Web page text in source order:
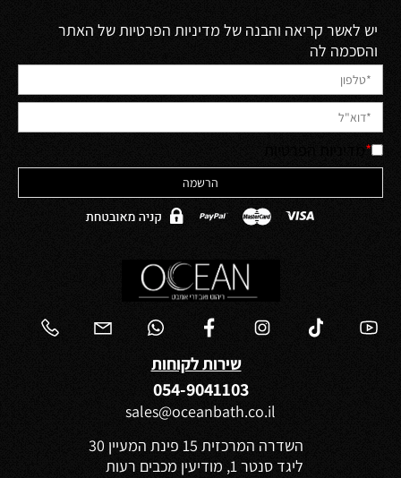
יש לאשר קריאה והבנה של מדיניות הפרטיות של האתר
והסכמה לה
*
שירות לקוחות
054-9041103
sales@oceanbath.co.il
השדרה המרכזית 15 פינת המעיין 30
ליגד סנטר 1, מודיעין מכבים רעות